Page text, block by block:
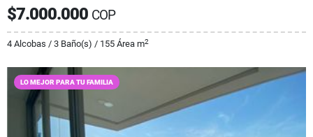
$7.000.000 COP
4 Alcobas / 3 Baño(s) / 155 Área m2
LO MEJOR PARA TU FAMILIA